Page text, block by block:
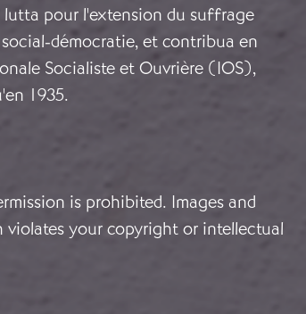
pour l'extension du suffrage
démocratie, et contribua en
Socialiste et Ouvrière (IOS),
1935.
is prohibited. Images and
your copyright or intellectual